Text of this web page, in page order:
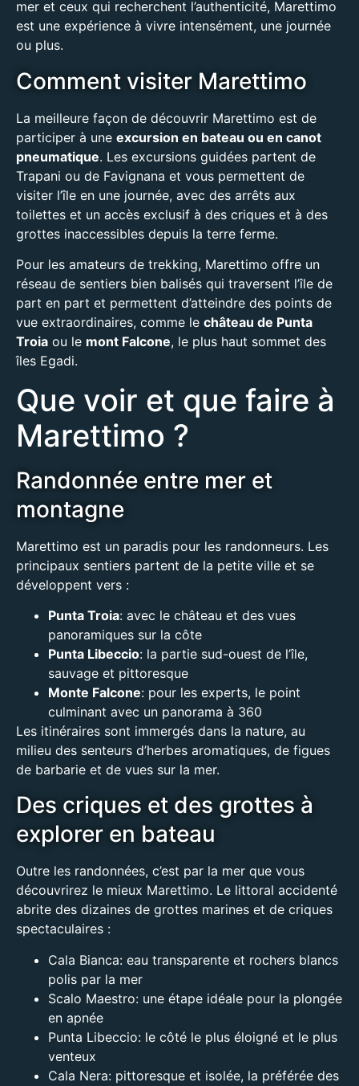
mer et ceux qui recherchent l’authenticité, Marettimo
est une expérience à vivre intensément, une journée
ou plus.
Comment visiter Marettimo
La meilleure façon de découvrir Marettimo est de
participer à une excursion en bateau ou en canot
pneumatique. Les excursions guidées partent de
Trapani ou de Favignana et vous permettent de
visiter l’île en une journée, avec des arrêts aux
toilettes et un accès exclusif à des criques et à des
grottes inaccessibles depuis la terre ferme.
Pour les amateurs de trekking, Marettimo offre un
réseau de sentiers bien balisés qui traversent l’île de
part en part et permettent d’atteindre des points de
vue extraordinaires, comme le château de Punta
Troia ou le mont Falcone, le plus haut sommet des
îles Egadi.
Que voir et que faire à
Marettimo ?
Randonnée entre mer et
montagne
Marettimo est un paradis pour les randonneurs. Les
principaux sentiers partent de la petite ville et se
développent vers :
Punta Troia: avec le château et des vues
panoramiques sur la côte
Punta Libeccio: la partie sud-ouest de l’île,
sauvage et pittoresque
Monte Falcone: pour les experts, le point
culminant avec un panorama à 360
Les itinéraires sont immergés dans la nature, au
milieu des senteurs d’herbes aromatiques, de figues
de barbarie et de vues sur la mer.
Des criques et des grottes à
explorer en bateau
Outre les randonnées, c’est par la mer que vous
découvrirez le mieux Marettimo. Le littoral accidenté
abrite des dizaines de grottes marines et de criques
spectaculaires :
Cala Bianca: eau transparente et rochers blancs
polis par la mer
Scalo Maestro: une étape idéale pour la plongée
en apnée
Punta Libeccio: le côté le plus éloigné et le plus
venteux
Cala Nera: pittoresque et isolée, la préférée des